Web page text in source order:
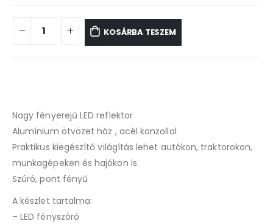
KOSÁRBA TESZEM
Nagy fényerejű LED reflektor
Alumínium ötvözet ház , acél konzollal
Praktikus kiegészítő világítás lehet autókon, traktorokon,
munkagépeken és hajókon is.
Szúró, pont fényű
A készlet tartalma:
– LED fényszóró